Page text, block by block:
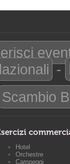
-
Scambio
Hotel
Orchestre
Campeggi